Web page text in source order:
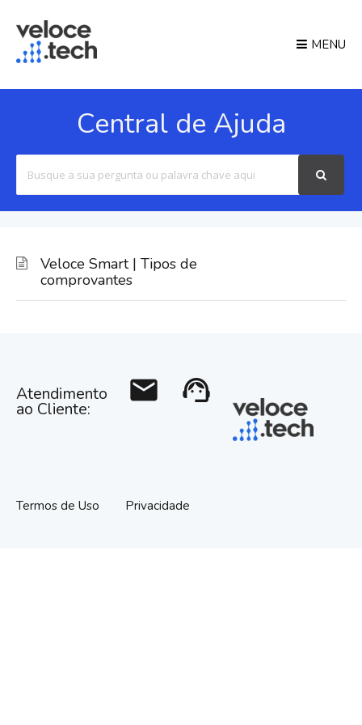
MENU
Central de Ajuda
For
Veloce Smart | Tipos de
comprovantes
Atendimento
ao Cliente:
mail support_agent
Termos de Uso Privacidade